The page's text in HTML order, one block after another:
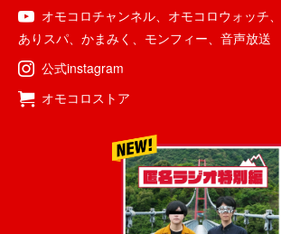
オモコロチャンネル、 オモコロウォッチ、
ありスパ、 かまみく 、 モンフィー、 音声放送
公式instagram
オモコロストア